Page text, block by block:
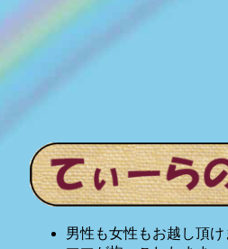
男性も女性もお越し頂け